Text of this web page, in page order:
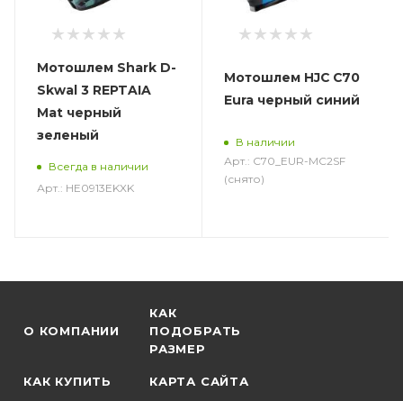
Мотошлем Shark D-
Skwal 3 REPTAIA
Mat черный
зеленый
Всегда в наличии
Арт.: HE0913EKXK
Мотошлем HJC C70
Eura черный синий
В наличии
Арт.: C70_EUR-MC2SF
(снято)
О КОМПАНИИ
КАК
ПОДОБРАТЬ
РАЗМЕР
КАК КУПИТЬ КАРТА САЙТА